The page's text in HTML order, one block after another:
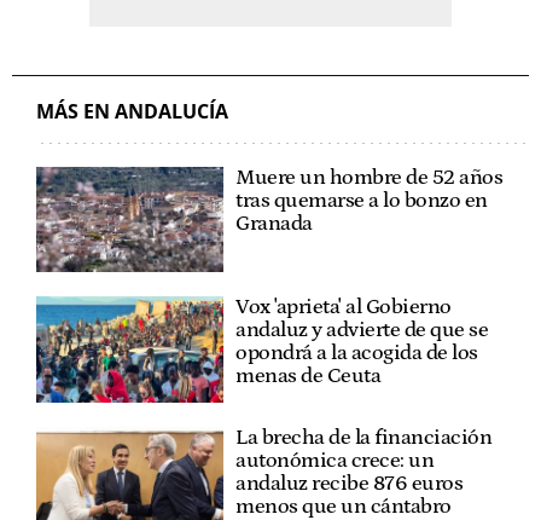
MÁS EN ANDALUCÍA
Muere un hombre de 52 años
tras quemarse a lo bonzo en
Granada
Vox 'aprieta' al Gobierno
andaluz y advierte de que se
opondrá a la acogida de los
menas de Ceuta
La brecha de la financiación
autonómica crece: un
andaluz recibe 876 euros
menos que un cántabro